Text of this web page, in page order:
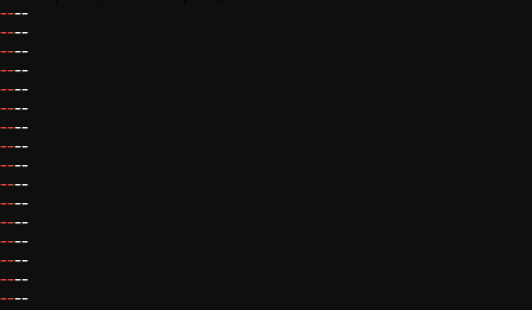
----
----
----
----
----
----
----
----
----
----
----
----
----
----
----
----